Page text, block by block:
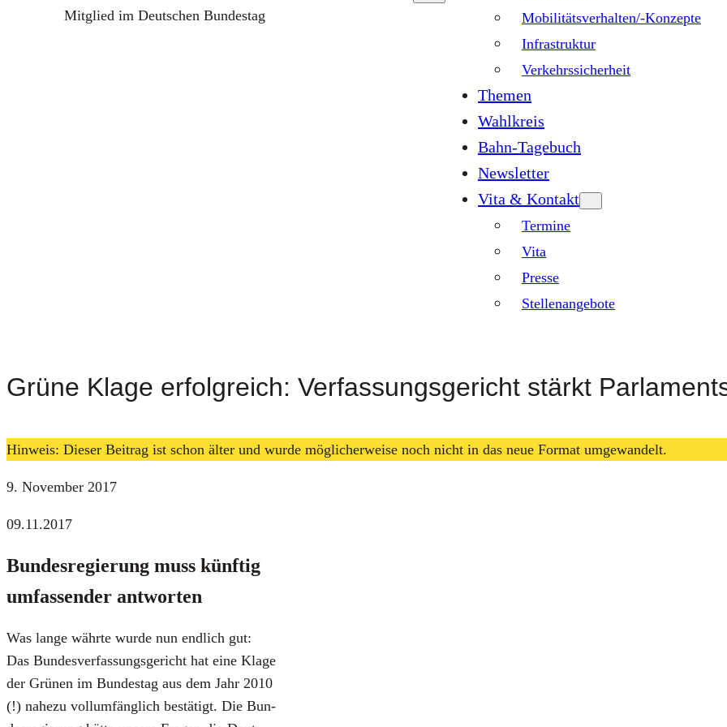
Mitglied im Deutschen Bundestag
Mobilitätsverhalten/-Konzepte
Infrastruktur
Verkehrssicherheit
Themen
Wahlkreis
Bahn-Tagebuch
Newsletter
Vita & Kontakt
Termine
Vita
Presse
Stellenangebote
Grüne Klage erfolgreich: Verfassungsgericht stärkt
Hinweis: Dieser Beitrag ist schon älter und wurde möglicherweise noch nicht in das neue Format umgewandelt.
9. November 2017
09.11.2017
Bun­des­re­gie­rung muss künf­tig
umfas­sen­der ant­wor­ten
Was lan­ge währ­te wur­de nun end­lich gut:
Das Bun­des­ver­fas­sungs­ge­richt hat eine Kla­ge
der Grü­nen im Bun­des­tag aus dem Jahr 2010
(!) nahe­zu voll­um­fäng­lich bestä­tigt. Die Bun­